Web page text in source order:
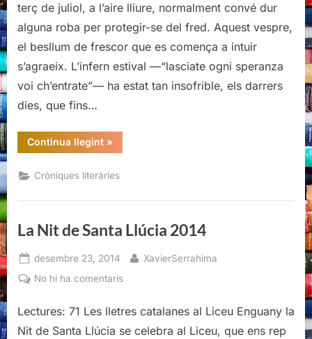
terç de juliol, a l’aire lliure, normalment convé dur
alguna roba per protegir-se del fred. Aquest vespre,
el besllum de frescor que es comença a intuir
s’agraeix. L’infern estival —“lasciate ogni speranza
voi ch’entrate”— ha estat tan insofrible, els darrers
dies, que fins…
Continua llegint“Lectura
al
de
la
(mig)
»
Cròniques literàries
La Nit de Santa Llúcia 2014
Posted
on
desembre 23, 2014 By
XavierSerrahima
No hi ha comentarisa
Nit
Lectures: 71 Les lletres catalanes al Liceu Enguany la
Nit de Santa Llúcia se celebra al Liceu, que ens rep